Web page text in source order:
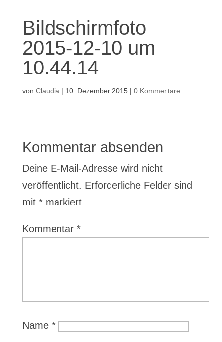
Bildschirmfoto
2015-12-10 um
10.44.14
von Claudia | 10. Dezember 2015| 0 Kommentare
Kommentar absenden
Deine E-Mail-Adresse wird nicht
veröffentlicht. Erforderliche Felder sind
mit *markiert
Kommentar *
Name *